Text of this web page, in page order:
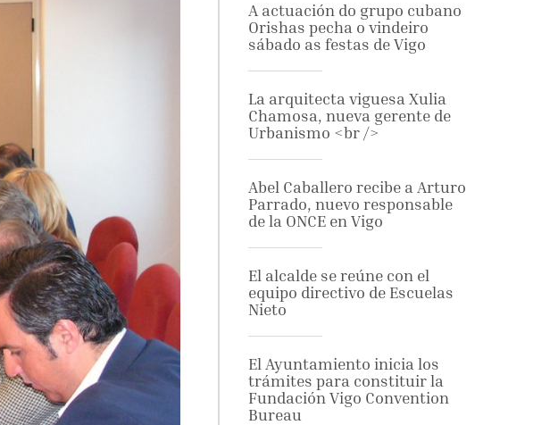
A actuación do grupo cubano
Orishas pecha o vindeiro
sábado as festas de Vigo
La arquitecta viguesa Xulia
Chamosa, nueva gerente de
Urbanismo <br />
Abel Caballero recibe a Arturo
Parrado, nuevo responsable
de la ONCE en Vigo
El alcalde se reúne con el
equipo directivo de Escuelas
Nieto
El Ayuntamiento inicia los
trámites para constituir la
Fundación Vigo Convention
Bureau